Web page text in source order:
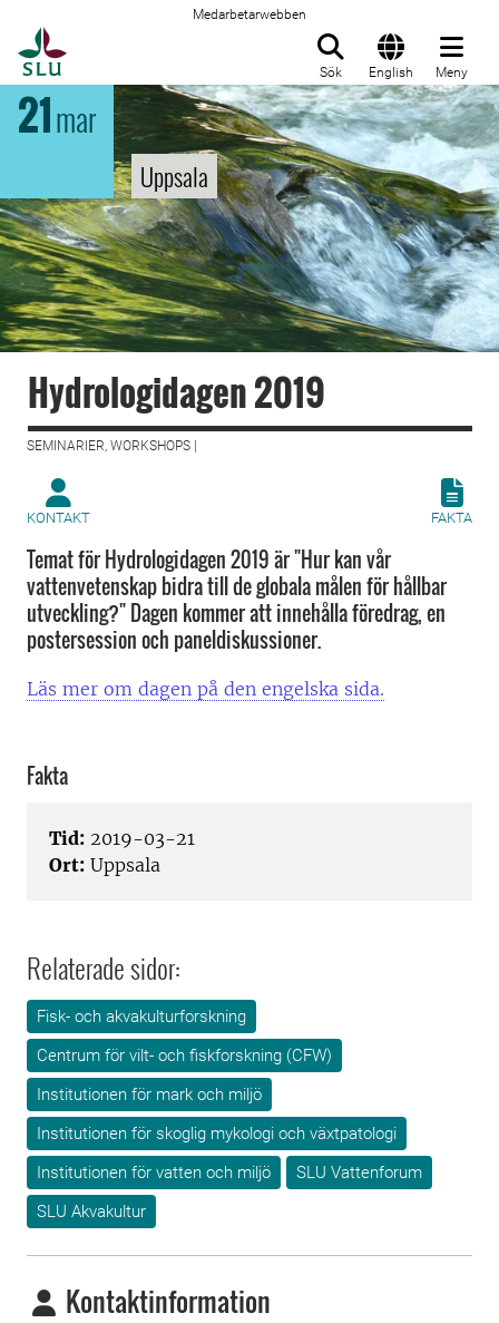
Medarbetarwebben
Sök English Meny
21mar
Uppsala
Hydrologidagen 2019
SEMINARIER, WORKSHOPS |
KONTAKT FAKTA
Temat för Hydrologidagen 2019 är "Hur kan vår
vattenvetenskap bidra till de globala målen för hållbar
utveckling?" Dagen kommer att innehålla föredrag, en
postersession och paneldiskussioner.
Läs mer om dagen på den engelska sida.
Fakta
Tid: 2019-03-21
Ort: Uppsala
Relaterade sidor:
Fisk- och akvakulturforskning
Centrum för vilt- och fiskforskning (CFW)
Institutionen för mark och miljö
Institutionen för skoglig mykologi och växtpatologi
Institutionen för vatten och miljö
SLU Vattenforum
SLU Akvakultur
Kontaktinformation